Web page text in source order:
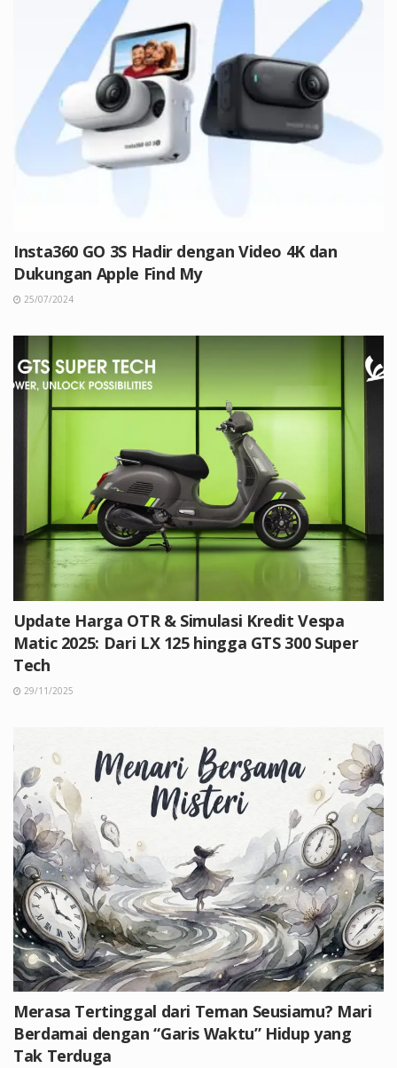
Insta360 GO 3S Hadir dengan Video 4K dan
Dukungan Apple Find My
25/07/2024
Update Harga OTR & Simulasi Kredit Vespa
Matic 2025: Dari LX 125 hingga GTS 300 Super
Tech
29/11/2025
Merasa Tertinggal dari Teman Seusiamu? Mari
Berdamai dengan “Garis Waktu” Hidup yang
Tak Terduga